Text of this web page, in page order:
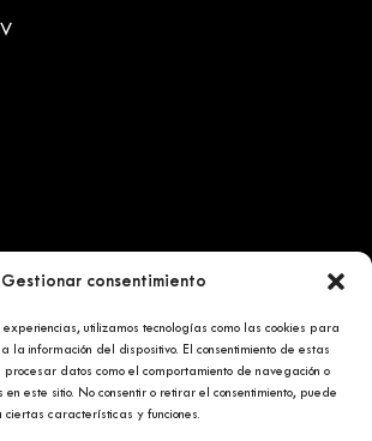
Gestionar consentimiento
utilizamos tecnologías como las cookies para
información del dispositivo. El consentimiento de estas
datos como el comportamiento de navegación o
en este sitio. No consentir o retirar el consentimiento, puede
características y funciones.
© Afundación Obra Social Abanca
Política de privacidad
Aviso legal